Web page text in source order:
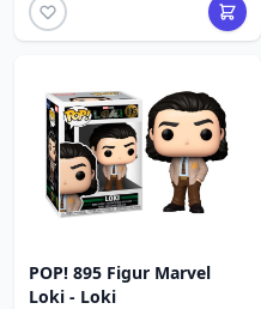
POP! 895 Figur Marvel
Loki - Loki